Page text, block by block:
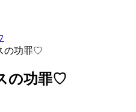
の功罪♡
の功罪♡